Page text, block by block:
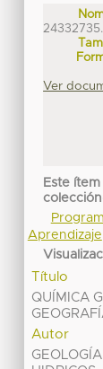
Ver
Este
Aprendizaje
Título
QUÍMICA
Autor